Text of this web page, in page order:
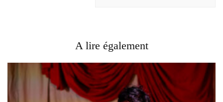
A lire également